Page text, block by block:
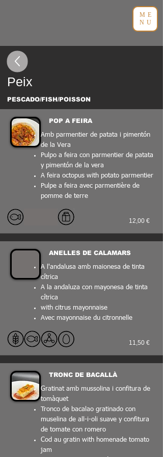
ME
NU
Peix
PESCADO/FISH/POISSON
POP A FEIRA
Amb parmentier de patata i pimentón
de la Vera
Pulpo a feira con parmentier de patata
y pimentón de la vera
A feira octopus with potato parmentier
Pulpe a feira avec parmentière de
pomme de terre
12,00 €
ANELLES DE CALAMARS
A l'andalusa amb maionesa de tinta
cítrica
A la andaluza con mayonesa de tinta
cítrica
with citrus mayonnaise
Avec mayonnaise du citronnelle
11,50 €
TRONC DE BACALLÀ
Gratinat amb mussolina i confitura de
tomàquet
Tronco de bacalao gratinado con
muselina de all-i-oli suave y confitura
de tomate con romero
Cod au gratin with homenade tomato
jam